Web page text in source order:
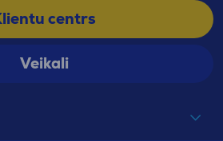
centrs
Veikali